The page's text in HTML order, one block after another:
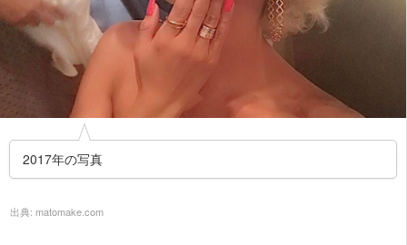
2017年の写真
出典: matomake.com